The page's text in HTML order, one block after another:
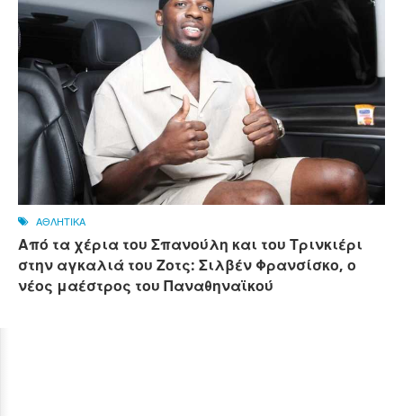
ΑΘΛΗΤΙΚΑ
Από τα χέρια του Σπανούλη και του Τρινκιέρι
στην αγκαλιά του Ζοτς: Σιλβέν Φρανσίσκο, ο
νέος μαέστρος του Παναθηναϊκού